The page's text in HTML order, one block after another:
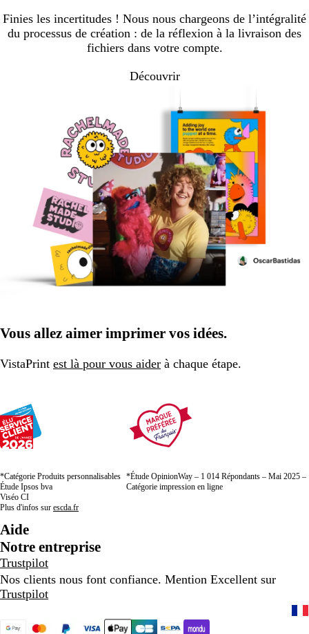
Finies les incertitudes ! Nous nous chargeons de l’intégralité
du processus de création : de la réflexion à la livraison des
fichiers dans votre compte.
Découvrir
Vous allez aimer imprimer vos idées.
VistaPrint est là pour vous aider à chaque étape.
*Catégorie Produits personnalisables
Étude Ipsos bva
Viséo CI
Plus d'infos sur escda.fr
*Étude OpinionWay – 1 014 Répondants – Mai 2025 –
Catégorie impression en ligne
Aide
Notre entreprise
Trustpilot
Nos clients nous font confiance. Mention Excellent sur
Trustpilot